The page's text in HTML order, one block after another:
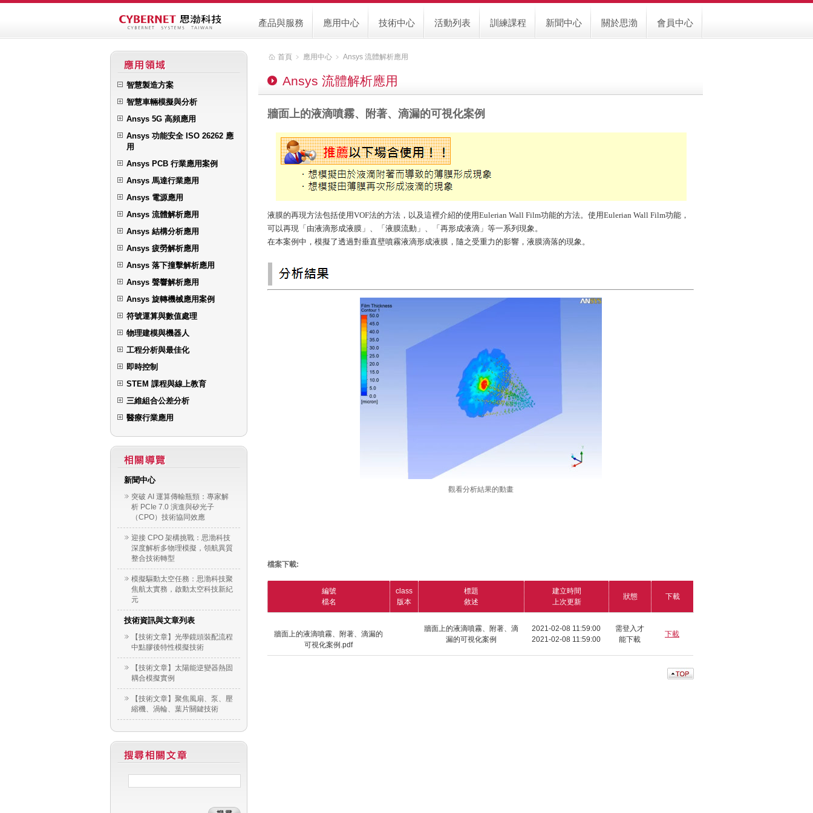
會員中心
關於思渤
新聞中心
訓練課程
活動列表
技術中心
應用中心
產品與服務
智慧製造方案
智慧車輛模擬與分析
Ansys 5G 高頻應用
Ansys 功能安全 ISO 26262 應
用
Ansys PCB 行業應用案例
Ansys 馬達行業應用
Ansys 電源應用
Ansys 流體解析應用
Ansys 結構分析應用
Ansys 疲勞解析應用
Ansys 落下撞擊解析應用
Ansys 聲響解析應用
Ansys 旋轉機械應用案例
符號運算與數值處理
物理建模與機器人
工程分析與最佳化
即時控制
STEM 課程與線上教育
三維組合公差分析
醫療行業應用
新聞中心
突破 AI 運算傳輸瓶頸：專家解
析 PCIe 7.0 演進與矽光子
（CPO）技術協同效應
迎接 CPO 架構挑戰：思渤科技
深度解析多物理模擬，領航異質
整合技術轉型
模擬驅動太空任務：思渤科技聚
焦航太實務，啟動太空科技新紀
元
技術資訊與文章列表
【技術文章】光學鏡頭裝配流程
中點膠後特性模擬技術
【技術文章】太陽能逆變器熱固
耦合模擬實例
【技術文章】聚焦風扇、泵、壓
縮機、渦輪、葉片關鍵技術
首頁 ﹥ 應用中心 ﹥ Ansys 流體解析應用
Ansys 流體解析應用
牆面上的液滴噴霧、附著、滴漏的可視化案例
液膜的再現方法包括使用VOF法的方法，以及這裡介紹的使用Eulerian Wall Film功能的方法。使用Eulerian Wall Film功能，
可以再現「由液滴形成液膜」、「液膜流動」、「再形成液滴」等一系列現象。
在本案例中，模擬了透過對垂直壁噴霧液滴形成液膜，隨之受重力的影響，液膜滴落的現象。
觀看分析結果的動畫
檔案下載:
編號
檔名
class
版本
標題
敘述
建立時間
上次更新
狀態 下載
牆面上的液滴噴霧、附著、滴漏的
可視化案例.pdf
牆面上的液滴噴霧、附著、滴
漏的可視化案例
2021-02-08 11:59:00
2021-02-08 11:59:00
需登入才
能下載
下載